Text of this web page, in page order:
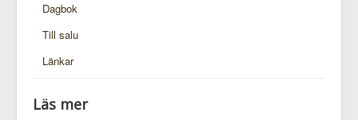
Dagbok
Till salu
Länkar
Läs mer